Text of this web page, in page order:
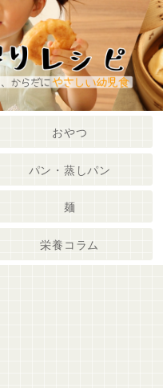
おやつ
パン・蒸しパン
麺
栄養コラム
検索